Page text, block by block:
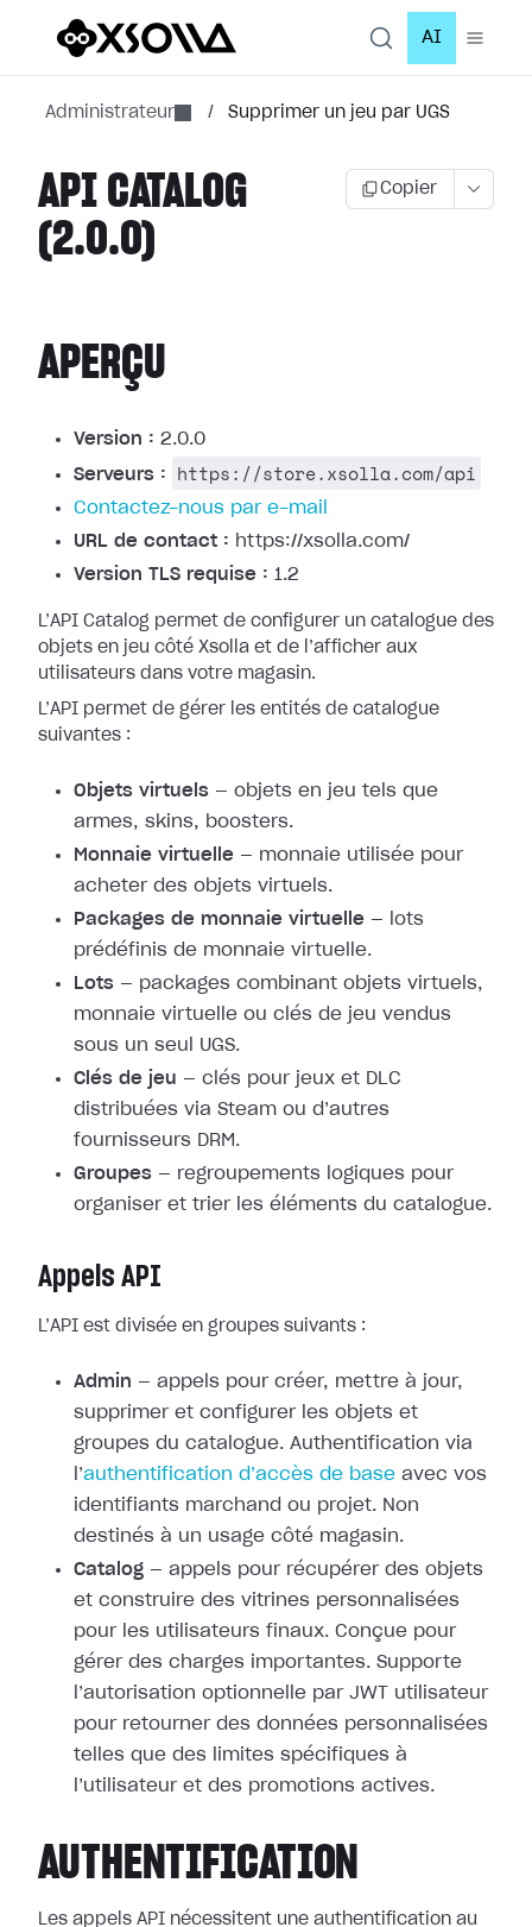
AI
Administrateur / Supprimer un jeu par UGS
API CATALOG
(2.0.0)
Copier
APERÇU
Version : 2.0.0
Serveurs :
https://store.xsolla.com/api
Contactez-nous par e-mail
URL de contact : https://xsolla.com/
Version TLS requise : 1.2
L’API Catalog permet de configurer un catalogue des
objets en jeu côté Xsolla et de l’afficher aux
utilisateurs dans votre magasin.
L’API permet de gérer les entités de catalogue
suivantes :
Objets virtuels — objets en jeu tels que
armes, skins, boosters.
Monnaie virtuelle — monnaie utilisée pour
acheter des objets virtuels.
Packages de monnaie virtuelle — lots
prédéfinis de monnaie virtuelle.
Lots — packages combinant objets virtuels,
monnaie virtuelle ou clés de jeu vendus
sous un seul UGS.
Clés de jeu — clés pour jeux et DLC
distribuées via Steam ou d’autres
fournisseurs DRM.
Groupes — regroupements logiques pour
organiser et trier les éléments du catalogue.
Appels API
L’API est divisée en groupes suivants :
Admin — appels pour créer, mettre à jour,
supprimer et configurer les objets et
groupes du catalogue. Authentification via
l’authentification d’accès de base avec vos
identifiants marchand ou projet. Non
destinés à un usage côté magasin.
Catalog — appels pour récupérer des objets
et construire des vitrines personnalisées
pour les utilisateurs finaux. Conçue pour
gérer des charges importantes. Supporte
l’autorisation optionnelle par JWT utilisateur
pour retourner des données personnalisées
telles que des limites spécifiques à
l’utilisateur et des promotions actives.
AUTHENTIFICATION
Les appels API nécessitent une authentification au